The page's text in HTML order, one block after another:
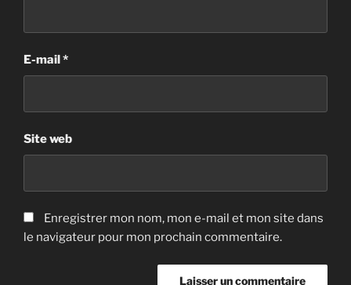
E-mail*
Site web
Enregistrer mon nom, mon e-mail et mon site dans
le navigateur pour mon prochain commentaire.